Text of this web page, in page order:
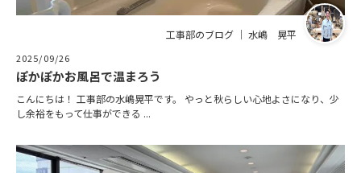
工事部のブログ ｜ 水嶋 晃平
2025/09/26
ぽかぽかお風呂で温まろう
こんにちは！ 工事部の水嶋晃平です。 やっと秋らしい心地よさになり、少
し余裕をもって仕事ができる ...